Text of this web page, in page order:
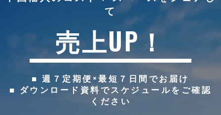
て
売上UP！
■ 週７定期便×最短７日間でお届け
■ ダウンロード資料でスケジュールをご確認
ください